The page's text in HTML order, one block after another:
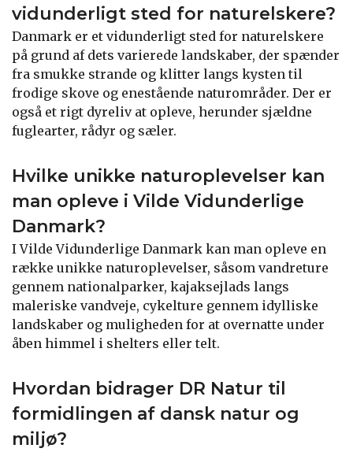
vidunderligt sted for naturelskere?
Danmark er et vidunderligt sted for naturelskere
på grund af dets varierede landskaber, der spænder
fra smukke strande og klitter langs kysten til
frodige skove og enestående naturområder. Der er
også et rigt dyreliv at opleve, herunder sjældne
fuglearter, rådyr og sæler.
Hvilke unikke naturoplevelser kan
man opleve i Vilde Vidunderlige
Danmark?
I Vilde Vidunderlige Danmark kan man opleve en
række unikke naturoplevelser, såsom vandreture
gennem nationalparker, kajaksejlads langs
maleriske vandveje, cykelture gennem idylliske
landskaber og muligheden for at overnatte under
åben himmel i shelters eller telt.
Hvordan bidrager DR Natur til
formidlingen af dansk natur og
miljø?